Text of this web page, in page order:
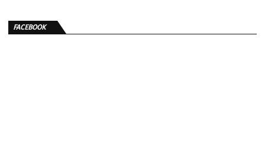
FACEBOOK